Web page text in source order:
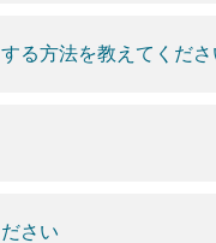
る方法を教えてくださ
さい